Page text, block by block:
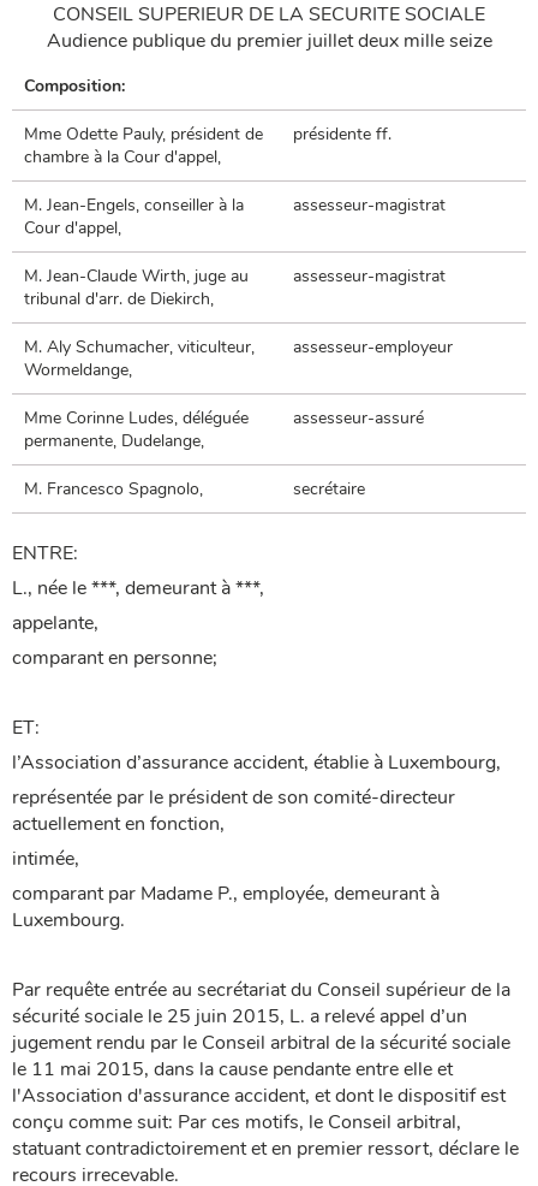
CONSEIL SUPERIEUR DE LA SECURITE SOCIALE
Audience publique du premier juillet deux mille seize
Composition:
Mme Odette Pauly, président de
chambre à la Cour d'appel,
présidente ff.
M. Jean-Engels, conseiller à la
Cour d'appel,
assesseur-magistrat
M. Jean-Claude Wirth, juge au
tribunal d'arr. de Diekirch,
assesseur-magistrat
M. Aly Schumacher, viticulteur,
Wormeldange,
assesseur-employeur
Mme Corinne Ludes, déléguée
permanente, Dudelange,
assesseur-assuré
M. Francesco Spagnolo, secrétaire
ENTRE:
L., née le ***, demeurant à ***,
appelante,
comparant en personne;
ET:
l’Association d’assurance accident, établie à Luxembourg,
représentée par le président de son comité-directeur
actuellement en fonction,
intimée,
comparant par Madame P., employée, demeurant à
Luxembourg.
Par requête entrée au secrétariat du Conseil supérieur de la
sécurité sociale le 25 juin 2015, L. a relevé appel d’un
jugement rendu par le Conseil arbitral de la sécurité sociale
le 11 mai 2015, dans la cause pendante entre elle et
l'Association d'assurance accident, et dont le dispositif est
conçu comme suit: Par ces motifs, le Conseil arbitral,
statuant contradictoirement et en premier ressort, déclare le
recours irrecevable.